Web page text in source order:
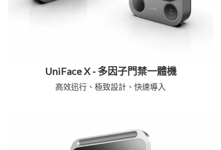
UniFace X - 多因子門禁一體機
高效迅行、極致設計、快速導入